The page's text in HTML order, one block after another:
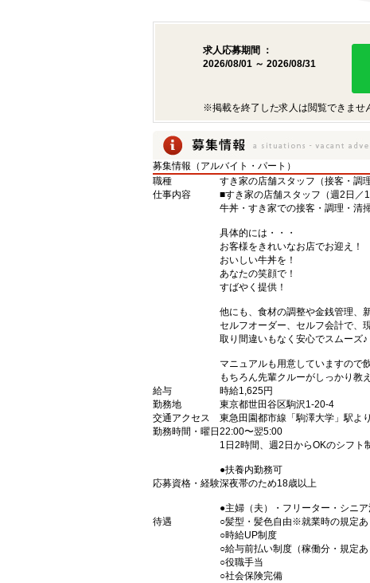
求人応募期間 ：
2026/08/01 ～ 2026/08/31
※掲載を終了した求人は閲覧できませ
募集情報（アルバイト・パート）
職種
すき家の店舗スタッフ（接客・調
仕事内容
■すき家の店舗スタッフ（週2日／1
牛丼・すき家での接客・調理・清
具体的には・・・
お客様をきれいなお店でお迎え！
おいしい牛丼を！
あなたの笑顔で！
すばやく提供！
他にも、食材の調整や金銭管理、
セルフオーダー、セルフ会計で、
取り間違いもなく安心でスムーズ♪
マニュアルも用意していますので
もちろん先輩クルーがしっかり教
給与
時給1,625円
勤務地
東京都世田谷区駒沢1-20-4
交通アクセス
東急田園都市線「駒澤大学」駅よ
勤務時間・曜日 22:00〜翌5:00
1日2時間、週2日からOKのシフト
●扶養内勤務可
応募資格・経験深夜帯のため18歳以上
●主婦（夫）・フリーター・シニア
待遇
○髪型・髪色自由※就業時の規定あ
○時給UP制度
○給与前払い制度（稼働分・規定あ
○役職手当
○社会保険完備